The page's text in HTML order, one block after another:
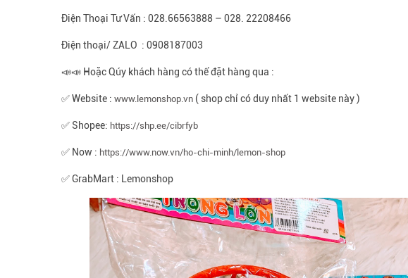
Điện Thoại Tư Vấn : 028.66563888 – 028. 22208466
Điện thoại/ ZALO : 0908187003
📣📣 Hoặc Qúy khách hàng có thể đặt hàng qua :
✅ Website :www.lemonshop.vn ( shop chỉ có duy nhất 1 website này )
✅ Shopee: https://shp.ee/cibrfyb
✅ Now : https://www.now.vn/ho-chi-minh/lemon-shop
✅ GrabMart : Lemonshop